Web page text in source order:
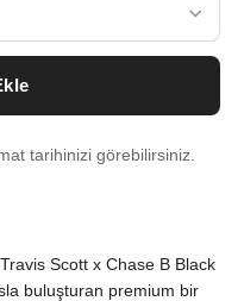
tarihinizi görebilirsiniz.
Scott x Chase B Black
buluşturan premium bir